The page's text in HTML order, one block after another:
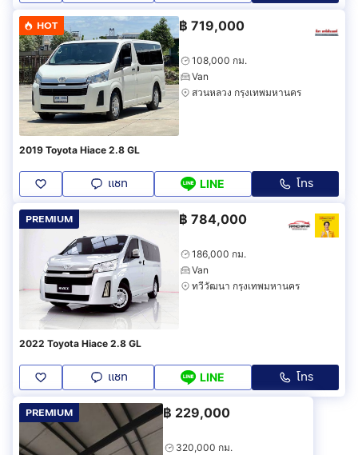
HOT ฿ 719,000
108,000 กม.
Van
สวนหลวง กรุงเทพมหานคร
2019 Toyota Hiace 2.8 GL
แชท LINE โทร
PREMIUM ฿ 784,000
186,000 กม.
Van
ทวีวัฒนา กรุงเทพมหานคร
2022 Toyota Hiace 2.8 GL
แชท LINE โทร
PREMIUM ฿ 229,000
320,000 กม.